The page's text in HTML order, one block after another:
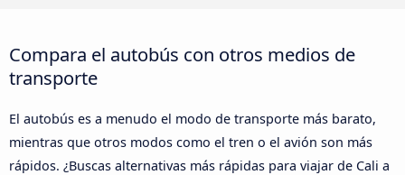
Compara el autobús con otros medios de
transporte
El autobús es a menudo el modo de transporte más barato,
mientras que otros modos como el tren o el avión son más
rápidos. ¿Buscas alternativas más rápidas para viajar de Cali a